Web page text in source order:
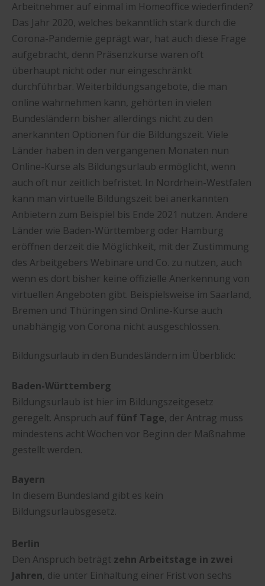
Arbeitnehmer auf einmal im Homeoffice wiederfinden?
Das Jahr 2020, welches bekanntlich stark durch die
Corona-Pandemie geprägt war, hat auch diese Frage
aufgebracht, denn Präsenzkurse waren oft
überhaupt nicht oder nur eingeschränkt
durchführbar. Weiterbildungsangebote, die man
online wahrnehmen kann, gehörten in vielen
Bundesländern bisher allerdings nicht zu den
anerkannten Optionen für die Bildungszeit. Viele
Länder haben in den vergangenen Monaten nun
Online-Kurse als Bildungsurlaub ermöglicht, wenn
auch oft nur zeitlich befristet. In Nordrhein-Westfalen
kann man virtuelle Bildungszeit bei anerkannten
Anbietern zum Beispiel bis Ende 2021 nutzen. Andere
Länder wie Baden-Württemberg oder Hamburg
eröffnen derzeit die Möglichkeit, mit der Zustimmung
des Arbeitgebers Webinare und Co. zu nutzen, auch
wenn es dort bisher keine offizielle Anerkennung von
virtuellen Angeboten gibt. Beispielsweise im Saarland,
Bremen und Thüringen sind Online-Kurse auch
unabhängig von Corona nicht ausgeschlossen.
Bildungsurlaub in den Bundesländern im Überblick:
Baden-Württemberg
Bildungsurlaub ist hier im Bildungszeitgesetz
geregelt. Anspruch auf fünf Tage, der Antrag muss
mindestens acht Wochen vor Beginn der Maßnahme
gestellt werden.
Bayern
In diesem Bundesland gibt es kein
Bildungsurlaubsgesetz.
Berlin
Den Anspruch beträgt zehn Arbeitstage in zwei
Jahren, die unter Einhaltung einer Frist von sechs